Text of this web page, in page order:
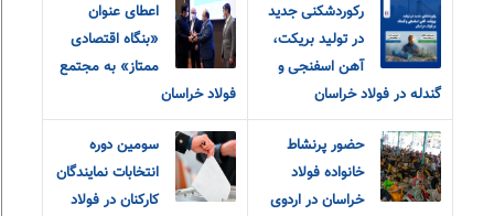
رکوردشکنی جدید
در تولید بریکت،
آهن اسفنجی و
گندله در فولاد خراسان
اعطای عنوان
«بنگاه اقتصادی
ممتاز» به مجتمع
فولاد خراسان
حضور پرنشاط
خانواده فولاد
خراسان در اردوی
سومین دوره
انتخابات نمایندگان
کارکنان در فولاد